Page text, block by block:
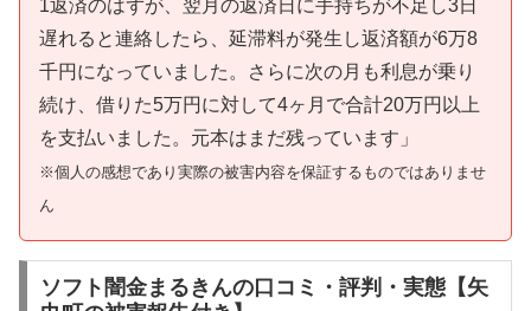
1返済のはずが、翌月の返済日に手持ちが不足し3日
遅れると連絡したら、延滞料が発生し返済額が6万8
千円になっていました。さらに次の月も利息が乗り
続け、借りた5万円に対して4ヶ月で合計20万円以上
を支払いました。元本はまだ残っています」
※個人の感想であり実際の被害内容を保証するものではありませ
ん
ソフト闇金まるきんの口コミ・評判・実態【矢